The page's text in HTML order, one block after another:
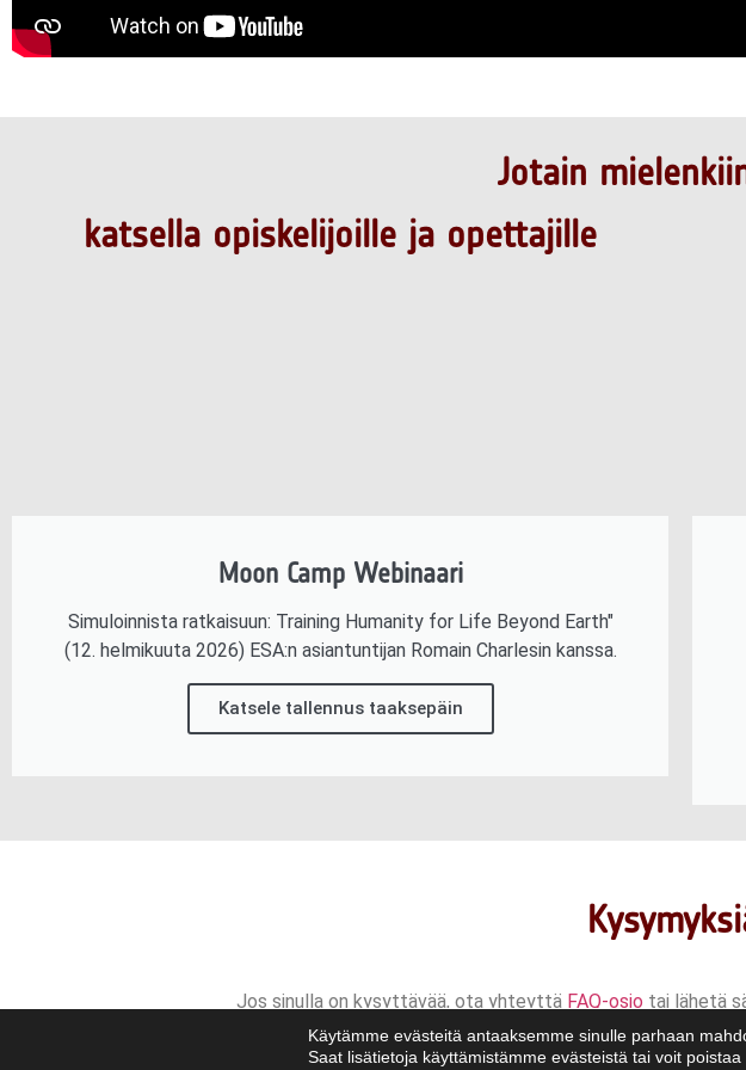
Jotain
katsella opiskelijoille ja opettajille
Moon Camp Webinaari
Simuloinnista ratkaisuun: Training Humanity for Life Beyond Earth"
(12. helmikuuta 2026) ESA:n asiantuntijan Romain Charlesin kanssa.
Katsele tallennus taaksepäin
Jos sinulla on kysyttävää, ota yhteyttä FAQ-osio tai lähetä
Käytämme evästeitä antaaksemme sinulle parhaan
Saat lisätietoja käyttämistämme evästeistä tai voit